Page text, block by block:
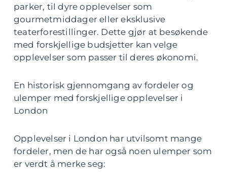
parker, til dyre opplevelser som
gourmetmiddager eller eksklusive
teaterforestillinger. Dette gjør at besøkende
med forskjellige budsjetter kan velge
opplevelser som passer til deres økonomi.
En historisk gjennomgang av fordeler og
ulemper med forskjellige opplevelser i
London
Opplevelser i London har utvilsomt mange
fordeler, men de har også noen ulemper som
er verdt å merke seg: